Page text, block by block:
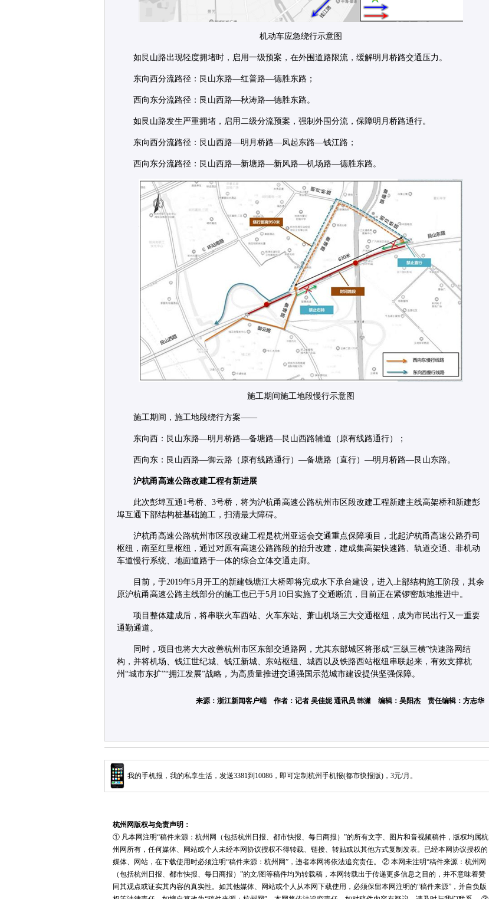
机动车应急绕行示意图
如艮山路出现轻度拥堵时，启用一级预案，在外围道路限流，缓解明月桥路交通压力。
东向西分流路径：艮山东路—红普路—德胜东路；
西向东分流路径：艮山西路—秋涛路—德胜东路。
如艮山路发生严重拥堵，启用二级分流预案，强制外围分流，保障明月桥路通行。
东向西分流路径：艮山西路—明月桥路—凤起东路—钱江路；
西向东分流路径：艮山西路—新塘路—新风路—机场路—德胜东路。
施工期间施工地段慢行示意图
施工期间，施工地段绕行方案——
东向西：艮山东路—明月桥路—备塘路—艮山西路辅道（原有线路通行）；
西向东：艮山西路—御云路（原有线路通行）—备塘路（直行）—明月桥路—艮山东路。
沪杭甬高速公路改建工程有新进展
此次彭埠互通1号桥、3号桥，将为沪杭甬高速公路杭州市区段改建工程新建主线高架桥和新建彭
埠互通下部结构桩基础施工，扫清最大障碍。
沪杭甬高速公路杭州市区段改建工程是杭州亚运会交通重点保障项目，北起沪杭甬高速公路乔司
枢纽，南至红垦枢纽，通过对原有高速公路路段的抬升改建，建成集高架快速路、轨道交通、非机动
车道慢行系统、地面道路于一体的综合立体交通走廊。
目前，于2019年5月开工的新建钱塘江大桥即将完成水下承台建设，进入上部结构施工阶段，其余
原沪杭甬高速公路主线部分的施工也已于5月10日实施了交通断流，目前正在紧锣密鼓地推进中。
项目整体建成后，将串联火车西站、火车东站、萧山机场三大交通枢纽，成为市民出行又一重要
通勤通道。
同时，项目也将大大改善杭州市区东部交通路网，尤其东部城区将形成“三纵三横”快速路网结
构，并将机场、钱江世纪城、钱江新城、东站枢纽、城西以及铁路西站枢纽串联起来，有效支撑杭
州“城市东扩”“拥江发展”战略，为高质量推进交通强国示范城市建设提供坚强保障。
来源：浙江新闻客户端 作者：记者 吴佳妮 通讯员 韩潇 编辑：吴阳杰 责任编辑：方志华
我的手机报，我的私享生活，发送3381到10086，即可定制杭州手机报(都市快报版)，3元/月。
杭州网版权与免责声明：
① 凡本网注明“稿件来源：杭州网（包括杭州日报、都市快报、每日商报）”的所有文字、图片和音视频稿件，版权均属杭
州网所有，任何媒体、网站或个人未经本网协议授权不得转载、链接、转贴或以其他方式复制发表。已经本网协议授权的
媒体、网站，在下载使用时必须注明“稿件来源：杭州网”，违者本网将依法追究责任。 ② 本网未注明“稿件来源：杭州网
（包括杭州日报、都市快报、每日商报）”的文/图等稿件均为转载稿，本网转载出于传递更多信息之目的，并不意味着赞
同其观点或证实其内容的真实性。如其他媒体、网站或个人从本网下载使用，必须保留本网注明的“稿件来源”，并自负版